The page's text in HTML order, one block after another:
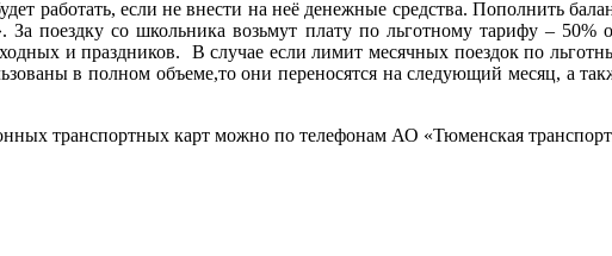
работать, если не внести на неё денежные средства. Пополнить
поездку со школьника возьмут плату по льготному тарифу – 50%
и праздников. В случае если лимит месячных поездок по
в полном объеме,то они переносятся на следующий месяц, а
транспортных карт можно по телефонам АО «Тюменская